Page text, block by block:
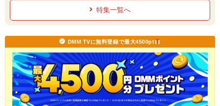
特集一覧へ
DMM TVに無料登録で最大4500pt